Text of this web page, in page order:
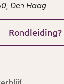
Den Haag
Rondleiding?